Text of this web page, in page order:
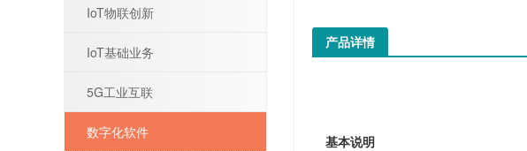
产品详情
基本说明
IoT物联创新
IoT基础业务
5G工业互联
数字化软件